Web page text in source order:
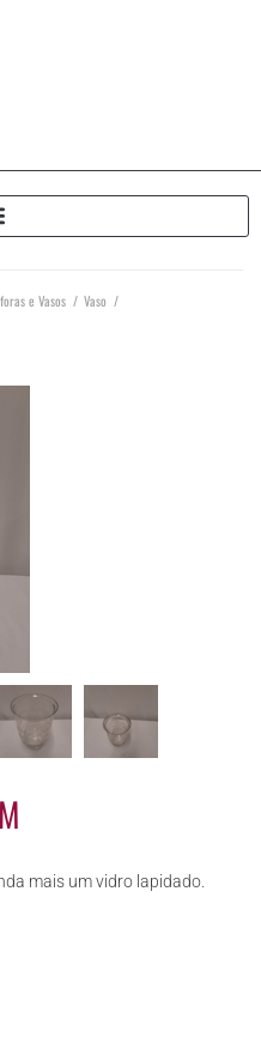
e Vasos / Vaso /
mais um vidro lapidado.